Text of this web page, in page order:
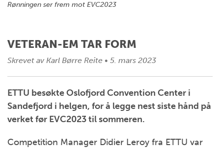
Rønningen ser frem mot EVC2023
VETERAN-EM TAR FORM
Skrevet av Karl Børre Reite • 5. mars 2023
ETTU besøkte Oslofjord Convention Center i
Sandefjord i helgen, for å legge nest siste hånd på
verket før EVC2023 til sommeren.
Competition Manager Didier Leroy fra ETTU var